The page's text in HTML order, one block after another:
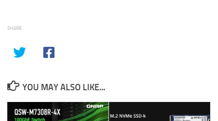
SHARE
YOU MAY ALSO LIKE...